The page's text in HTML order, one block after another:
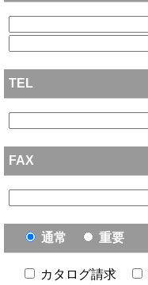
TEL
FAX
通常 重要
カタログ請求